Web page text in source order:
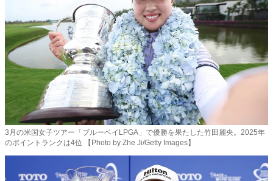
3月の米国女子ツアー「ブルーベイLPGA」で優勝を果たした竹田麗央。2025年
のポイントランクは4位 【Photo by Zhe Ji/Getty Images】